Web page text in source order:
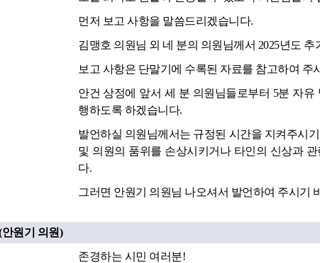
먼저 보고 사항을 말씀드리겠습니다.
김맹호 의원님 외 네 분의 의원님께서 2025년도
보고 사항은 단말기에 수록된 자료를 참고하여 주
안건 상정에 앞서 세 분 의원님들로부터 5분 자
행하도록 하겠습니다.
발언하실 의원님께서는 규정된 시간을 지켜주시
및 의원의 품위를 손상시키거나 타인의 신상과
다.
그러면 안원기 의원님 나오셔서 발언하여 주시기
원기 의원)
존경하는 시민 여러분!